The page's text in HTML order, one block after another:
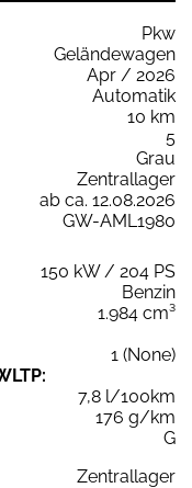
Pkw
Geländewagen
Apr / 2026
Automatik
10 km
5
Grau
Zentrallager
ab ca. 12.08.2026
GW-AML1980
150 kW / 204 PS
Benzin
1.984 cm³
1 (None)
7,8 l/100km
176 g/km
G
Zentrallager